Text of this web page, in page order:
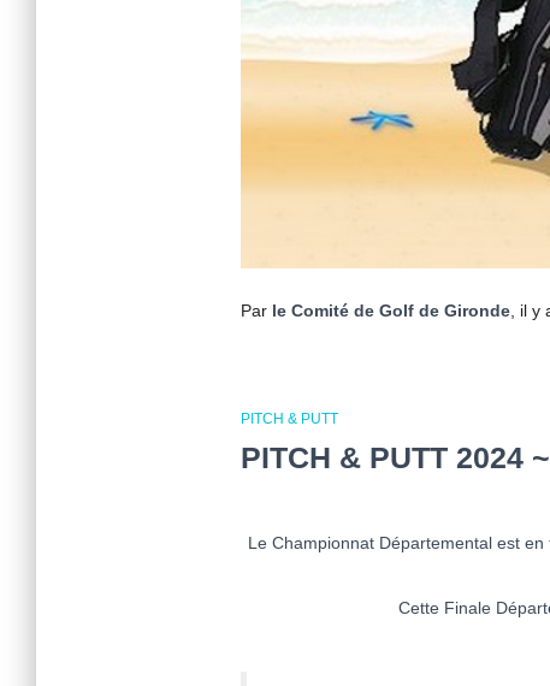
Par le Comité de Golf de Gironde, il y
PITCH & PUTT
PITCH & PUTT 2024
Le Championnat Départemental est
Cette Finale